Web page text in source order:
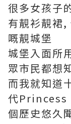
很多女孩子
有靚衫靚裙,
嘅靚城堡
城堡入面所
眾市民都想
而我就知道
代Princess
個歷史悠久